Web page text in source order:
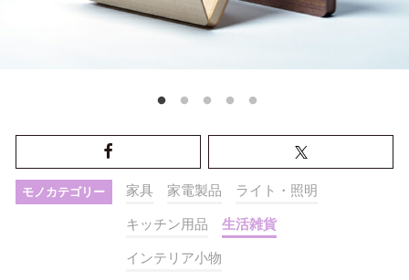
モノカテゴリー 家具 家電製品 ライト・照明
キッチン用品 生活雑貨
インテリア小物